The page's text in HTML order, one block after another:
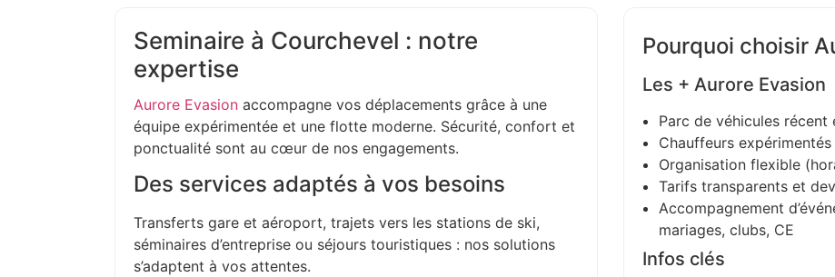
Seminaire à Courchevel : notre
expertise
Aurore Evasion accompagne vos déplacements grâce à une
équipe expérimentée et une flotte moderne. Sécurité, confort et
ponctualité sont au cœur de nos engagements.
Des services adaptés à vos besoins
Transferts gare et aéroport, trajets vers les stations de ski,
séminaires d’entreprise ou séjours touristiques : nos solutions
s’adaptent à vos attentes.
Pourquoi choisir
Les + Aurore Evasion
Parc de véhicules récent
Chauffeurs
Organisation flexible
Tarifs transparents et
Accompagnement
mariages, clubs, CE
Infos clés